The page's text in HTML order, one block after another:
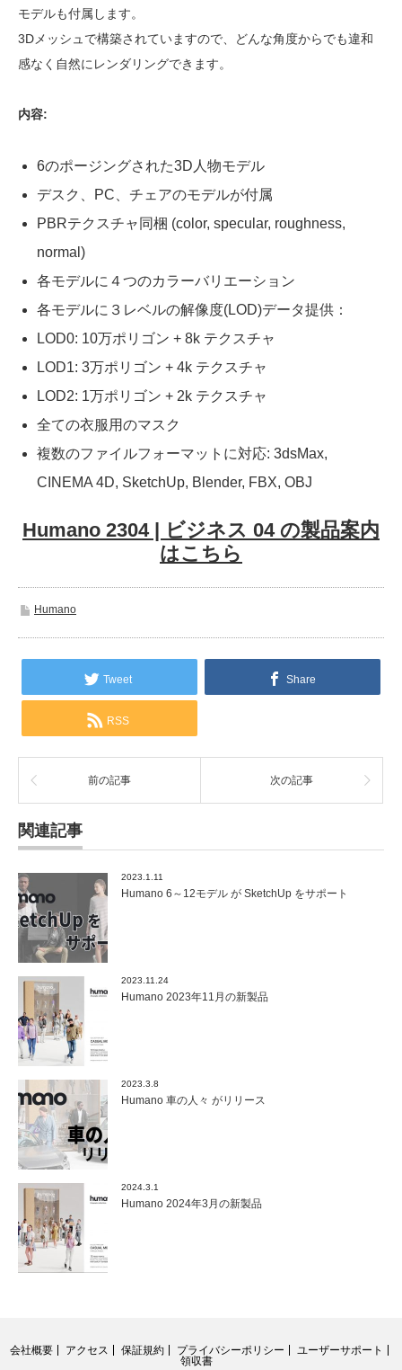
モデルも付属します。
3Dメッシュで構築されていますので、どんな角度からでも違和
感なく自然にレンダリングできます。
内容:
6のポージングされた3D人物モデル
デスク、PC、チェアのモデルが付属
PBRテクスチャ同梱 (color, specular, roughness,
normal)
各モデルに４つのカラーバリエーション
各モデルに３レベルの解像度(LOD)データ提供：
LOD0: 10万ポリゴン + 8k テクスチャ
LOD1: 3万ポリゴン + 4k テクスチャ
LOD2: 1万ポリゴン + 2k テクスチャ
全ての衣服用のマスク
複数のファイルフォーマットに対応: 3dsMax,
CINEMA 4D, SketchUp, Blender, FBX, OBJ
Humano 2304 | ビジネス 04 の製品案内
はこちら
Humano
Tweet Share
RSS
前の記事 次の記事
関連記事
2023.1.11
Humano 6～12モデル が SketchUp をサポート
2023.11.24
Humano 2023年11月の新製品
2023.3.8
Humano 車の人々 がリリース
2024.3.1
Humano 2024年3月の新製品
会社概要 アクセス 保証規約 プライバシーポリシー
ユーザーサポート
領収書